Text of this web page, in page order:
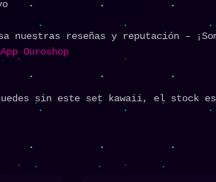
nuestras reseñas y reputación –
Ouroshop
quedes sin este set kawaii, el stock